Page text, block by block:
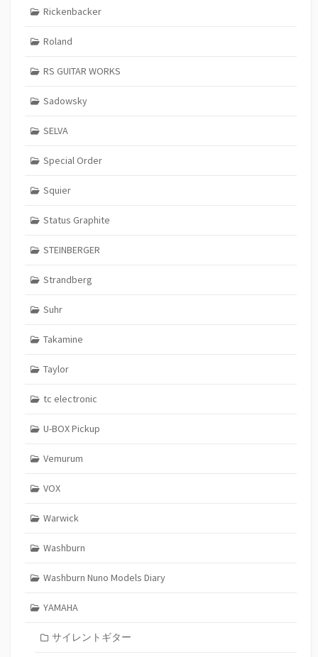
Rickenbacker
Roland
RS GUITAR WORKS
Sadowsky
SELVA
Special Order
Squier
Status Graphite
STEINBERGER
Strandberg
Suhr
Takamine
Taylor
tc electronic
U-BOX Pickup
Vemurum
VOX
Warwick
Washburn
Washburn Nuno Models Diary
YAMAHA
サイレントギター